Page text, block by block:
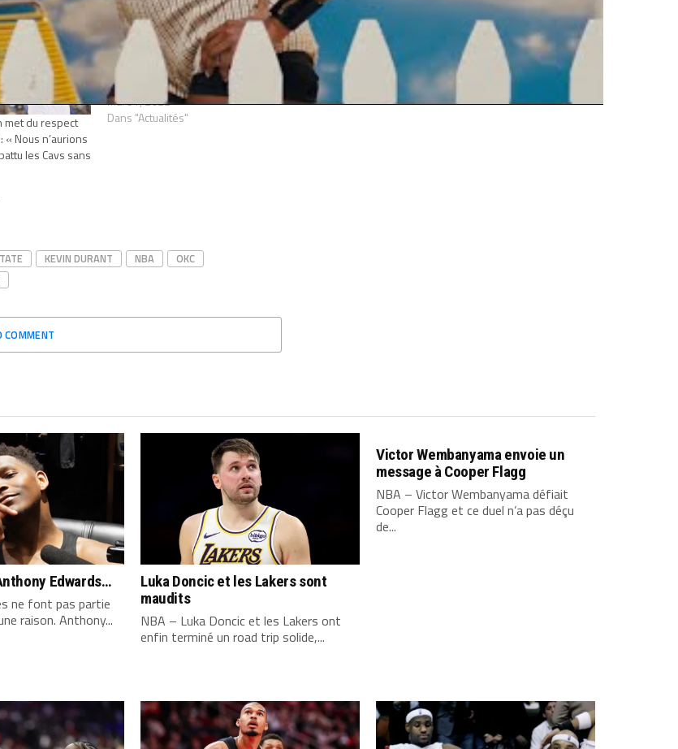
met du respect
« Nous n’aurions
les Cavs sans
En pleine finale NBA, Draymond
Green a encore Kevin Durant dans
la tête : le MVP des finales fait
encore beaucoup parler
mai 31, 2022
Dans "Actualités"
KEVIN DURANT NBA
OKC
COMMENT
Edwards…
ne font pas partie
raison. Anthony...
Luka Doncic et les Lakers sont
maudits
NBA – Luka Doncic et les Lakers ont
enfin terminé un road trip solide,...
Victor Wembanyama envoie un
message à Cooper Flagg
NBA – Victor Wembanyama défiait
Cooper Flagg et ce duel n’a pas déçu
de...